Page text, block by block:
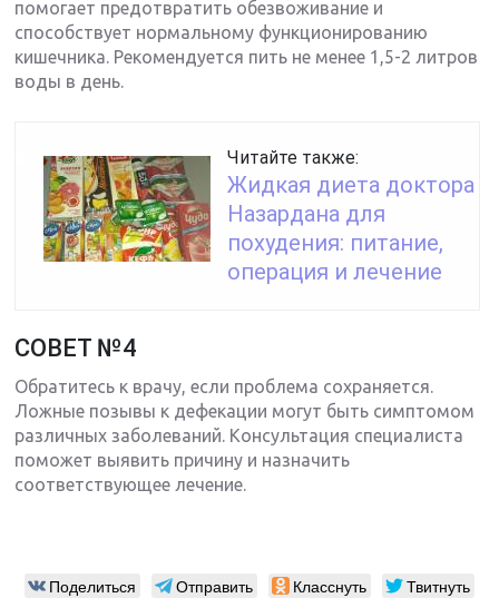
помогает предотвратить обезвоживание и
способствует нормальному функционированию
кишечника. Рекомендуется пить не менее 1,5-2 литров
воды в день.
Читайте также:
Жидкая диета доктора
Назардана для
похудения: питание,
операция и лечение
СОВЕТ №4
Обратитесь к врачу, если проблема сохраняется.
Ложные позывы к дефекации могут быть симптомом
различных заболеваний. Консультация специалиста
поможет выявить причину и назначить
соответствующее лечение.
Поделиться Отправить Класснуть Твитнуть